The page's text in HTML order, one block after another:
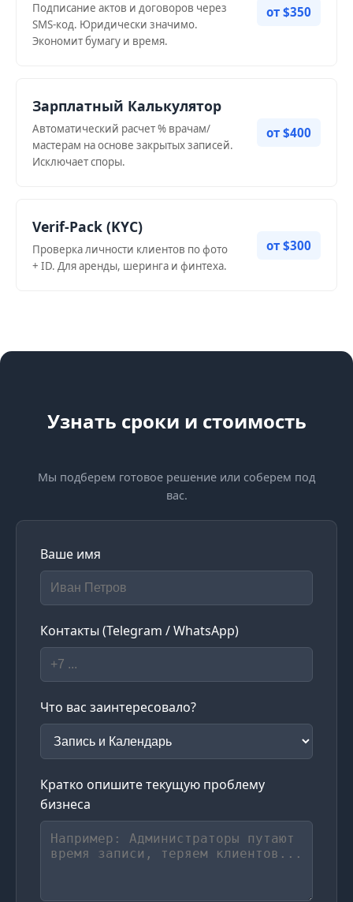
Подписание актов и договоров через
SMS-код. Юридически значимо.
Экономит бумагу и время.
от $350
Зарплатный Калькулятор
Автоматический расчет % врачам/
мастерам на основе закрытых записей.
Исключает споры.
от $400
Verif-Pack (KYC)
Проверка личности клиентов по фото
+ ID. Для аренды, шеринга и финтеха.
от $300
Узнать сроки и стоимость
Мы подберем готовое решение или соберем под
вас.
Ваше имя
Контакты (Telegram / WhatsApp)
Что вас заинтересовало?
Кратко опишите текущую проблему
бизнеса